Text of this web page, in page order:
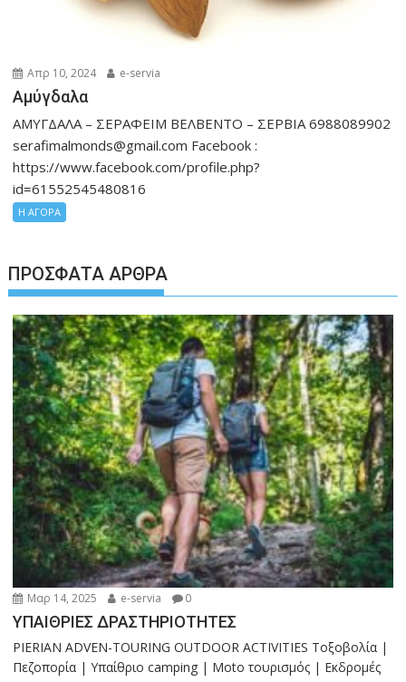
Απρ 10, 2024 e-servia
Αμύγδαλα
ΑΜΥΓΔΑΛΑ – ΣΕΡΑΦΕΙΜ ΒΕΛΒΕΝΤΟ – ΣΕΡΒΙΑ 6988089902
serafimalmonds@gmail.com Facebook :
https://www.facebook.com/profile.php?
id=61552545480816
Η ΑΓΟΡΑ
ΠΡΌΣΦΑΤΑ ΆΡΘΡΑ
Μαρ 14, 2025 e-servia 0
ΥΠΑΙΘΡΙΕΣ ΔΡΑΣΤΗΡΙΟΤΗΤΕΣ
PIERIAN ADVEN-TOURING OUTDOOR ACTIVITIES Τοξοβολία |
Πεζοπορία | Υπαίθριο camping | Moto τουρισμός | Εκδρομές